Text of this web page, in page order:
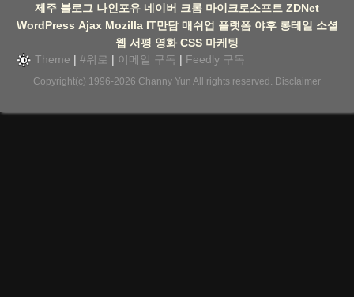
제주 블로그 나인포유 네이버 크롬 마이크로소프트 ZDNet
WordPress Ajax Mozilla IT만담 매쉬업 플랫폼 야후 롱테일 소셜
웹 서평 영화 CSS 마케팅
Theme | #위로 | 이메일 구독 | Feedly 구독
Copyright(c) 1996-2026 Channy Yun All rights reserved. Disclaimer